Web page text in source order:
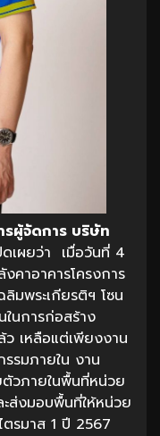
ผู้จัดการ บริษัท
ดเผยว่า เมื่อวันที่ 4
คาอาคารโครงการ
มพระเกียรติฯ โซน
นการก่อสร้าง
ว เหลือแต่เพียงงาน
รมภายใน งาน
วภายในพื้นที่หน่วย
ะส่งมอบพื้นที่ให้หน่วย
ตรมาส 1 ปี 2567